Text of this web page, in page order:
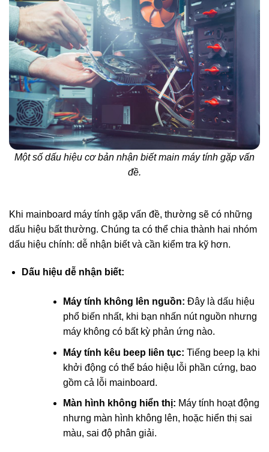
Một số dấu hiệu cơ bản nhận biết main máy tính gặp vấn
đề.
Khi mainboard máy tính gặp vấn đề, thường sẽ có những
dấu hiệu bất thường. Chúng ta có thể chia thành hai nhóm
dấu hiệu chính: dễ nhận biết và cần kiểm tra kỹ hơn.
Dấu hiệu dễ nhận biết:
Máy tính không lên nguồn: Đây là dấu hiệu
phổ biến nhất, khi bạn nhấn nút nguồn nhưng
máy không có bất kỳ phản ứng nào.
Máy tính kêu beep liên tục: Tiếng beep lạ khi
khởi động có thể báo hiệu lỗi phần cứng, bao
gồm cả lỗi mainboard.
Màn hình không hiển thị: Máy tính hoạt động
nhưng màn hình không lên, hoặc hiển thị sai
màu, sai độ phân giải.